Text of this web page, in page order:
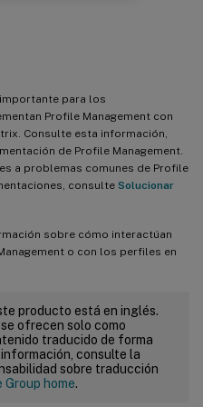
para los
Profile Management con
Consulte esta información,
de Profile Management.
a problemas comunes de Profile
consulte Solucionar
sobre cómo interactúan
o con los perfiles en
producto está en inglés.
ofrecen solo como
traducido de forma
consulte la
sobre traducción
home.